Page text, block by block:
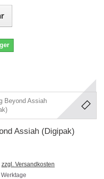
Assiah (Digipak)
zzgl. Versandkosten